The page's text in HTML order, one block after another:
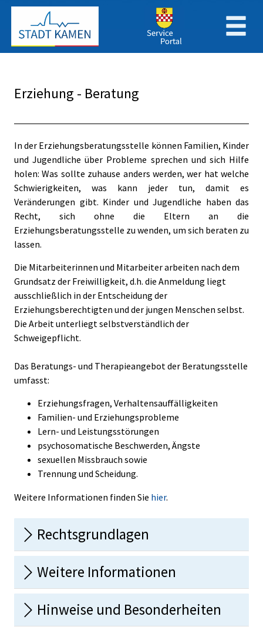
Zum Hauptinhalt springen
Zum Header
Zum Hauptinhalt
Zum Footer
Erziehung - Beratung
Beschreibung
In der Erziehungsberatungsstelle können Familien, Kinder
und Jugendliche über Probleme sprechen und sich Hilfe
holen: Was sollte zuhause anders werden, wer hat welche
Schwierigkeiten, was kann jeder tun, damit es
Veränderungen gibt. Kinder und Jugendliche haben das
Recht, sich ohne die Eltern an die
Erziehungsberatungsstelle zu wenden, um sich beraten zu
lassen.
Die Mitarbeiterinnen und Mitarbeiter arbeiten nach dem
Grundsatz der Freiwilligkeit, d.h. die Anmeldung liegt
ausschließlich in der Entscheidung der
Erziehungsberechtigten und der jungen Menschen selbst.
Die Arbeit unterliegt selbstverständlich der
Schweigepflicht.
Das Beratungs- und Therapieangebot der Beratungsstelle
umfasst:
Erziehungsfragen, Verhaltensauffälligkeiten
Familien- und Erziehungsprobleme
Lern- und Leistungsstörungen
psychosomatische Beschwerden, Ängste
sexuellen Missbrauch sowie
Trennung und Scheidung.
Weitere Informationen finden Sie hier.
Rechtsgrundlagen
Weitere Informationen
Hinweise und Besonderheiten